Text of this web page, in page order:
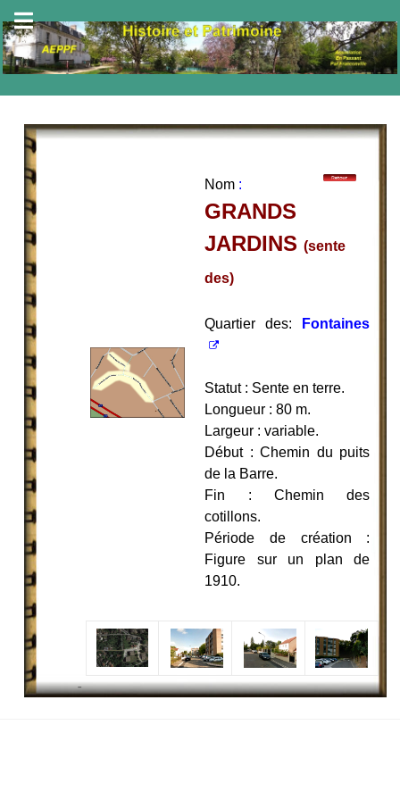
Nom :
GRANDS
JARDINS(sente
des)
Quartier des: Fontaines
Statut : Sente en terre.
Longueur : 80 m.
Largeur : variable.
Début : Chemin du puits
de la Barre.
Fin : Chemin des
cotillons.
Période de création :
Figure sur un plan de
1910.
-